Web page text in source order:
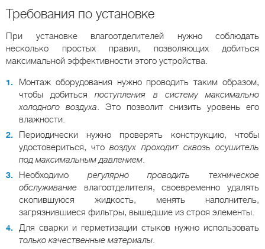
Требования по установке
При установке влагоотделителей нужно соблюдать
несколько простых правил, позволяющих добиться
максимальной эффективности этого устройства.
Монтаж оборудования нужно проводить таким образом,
чтобы добитьсяпоступления в систему максимально
холодного воздуха. Это позволит снизить уровень его
влажности.
Периодически нужно проверять конструкцию, чтобы
удостовериться, чтовоздух проходит сквозь осушитель
под максимальным давлением.
Необходимо регулярно проводить техническое
обслуживание влагоотделителя, своевременно удалять
скопившуюся жидкость, менять наполнитель,
загрязнившиеся фильтры, вышедшие из строя элементы.
Для сварки и герметизации стыков нужно использовать
только качественные материалы.